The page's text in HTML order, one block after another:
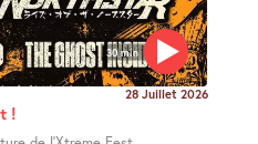
30 min
28 Juillet 2026
!